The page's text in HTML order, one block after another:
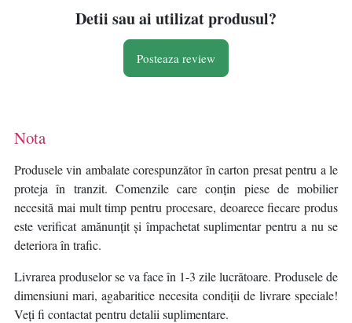
Detii sau ai utilizat produsul?
Posteaza review
Nota
Produsele vin ambalate corespunzător în carton presat pentru a le
proteja în tranzit. Comenzile care conțin piese de mobilier
necesită mai mult timp pentru procesare, deoarece fiecare produs
este verificat amănunțit și împachetat suplimentar pentru a nu se
deteriora în trafic.
Livrarea produselor se va face în 1-3 zile lucrătoare. Produsele de
dimensiuni mari, agabaritice necesita condiții de livrare speciale!
Veți fi contactat pentru detalii suplimentare.